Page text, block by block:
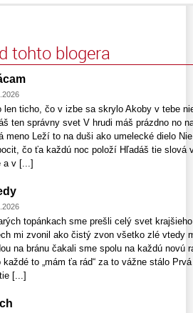
tohto blogera
len ticho, čo v izbe sa skrylo Akoby v tebe
ten správny svet V hrudi máš prázdno no
meno Leží to na duši ako umelecké dielo
čo ťa každú noc položí Hľadáš tie slová
a v [...]
topánkach sme prešli celý svet
mi zvonil ako čistý zvon všetko zlé vtedy
na bránu čakali sme spolu na každú novú
každé to „mám ťa rád“ za to vážne stálo
[...]